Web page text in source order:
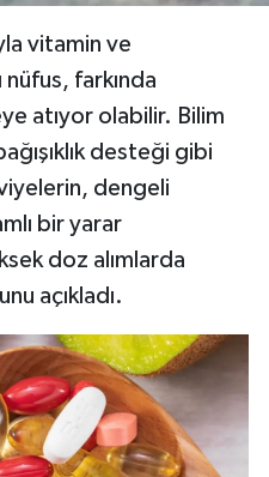
vitamin ve
farkında
atıyor olabilir. Bilim
desteği gibi
dengeli
bir yarar
doz alımlarda
açıkladı.